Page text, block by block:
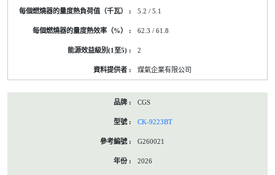
5.2 / 5.1
62.3 / 61.8
2
煤氣企業有限公司
CGS
CK-9223BT
G260021
2026